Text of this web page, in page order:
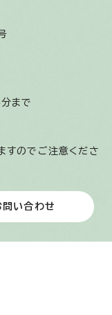
まで
すのでご注意くださ
問い合わせ